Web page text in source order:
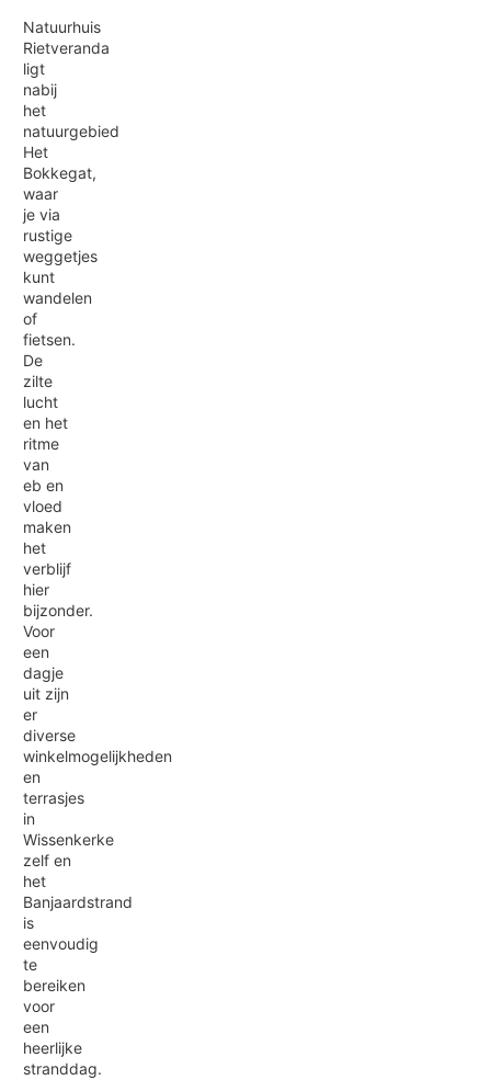
Natuurhuis
Rietveranda
ligt
nabij
het
natuurgebied
Het
Bokkegat,
waar
je via
rustige
weggetjes
kunt
wandelen
of
fietsen.
De
zilte
lucht
en het
ritme
van
eb en
vloed
maken
het
verblijf
hier
bijzonder.
Voor
een
dagje
uit zijn
er
diverse
winkelmogelijkheden
en
terrasjes
in
Wissenkerke
zelf en
het
Banjaardstrand
is
eenvoudig
te
bereiken
voor
een
heerlijke
stranddag.